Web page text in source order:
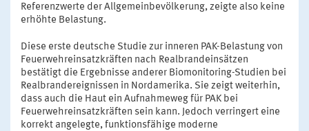
Referenzwerte der Allgemeinbevölkerung, zeigte also keine
erhöhte Belastung.
Diese erste deutsche Studie zur inneren PAK-Belastung von
Feuerwehreinsatzkräften nach Realbrandeinsätzen
bestätigt die Ergebnisse anderer Biomonitoring-Studien bei
Realbrandereignissen in Nordamerika. Sie zeigt weiterhin,
dass auch die Haut ein Aufnahmeweg für PAK bei
Feuerwehreinsatzkräften sein kann. Jedoch verringert eine
korrekt angelegte, funktionsfähige moderne